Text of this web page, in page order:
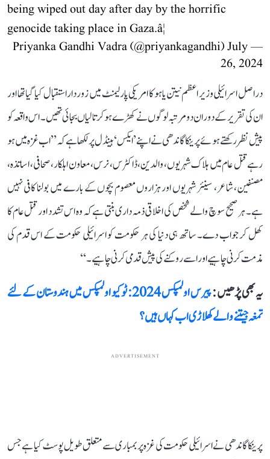
being wiped out day after day by the horrific
genocide taking place in Gaza.â¦
— Priyanka Gandhi Vadra (@priyankagandhi)
July
26, 2024
دراصل اسرائیلی وزیر اعظم نیتن یاہو کا امریکی پارلیمنٹ میں زوردار استقبال کیا گیا تھا اور
ان کی تقریر کے دوران دو مرتبہ لوگوں نے کھڑے ہو کر تالیاں بجائی تھیں۔ اس واقعہ کو
پیش نظر رکھتے ہوئے پرینکا گاندھی نے اپنے ’ایکس‘ ہینڈل پر لکھا ہے کہ ’’اب غزہ میں ہو
رہے قتل عام میں ہلاک شہریوں، والدین، ڈاکٹرس، نرس، معاون اہلکار، صحافی، اساتذہ،
مصنفین، شاعر، سینئر شہریوں اور ہزاروں معصوم بچوں کے بارے میں بولنا کافی نہیں
ہے۔ ہر صحیح سوچ والے شخص کی اخلاقی ذمہ داری بنتی ہے کہ وہ اس تشدد اور قتل عام کا
کھل کر جواب دے۔ ساتھ ہی دنیا کی ہر حکومت کو اسرائیلی حکومت کے اس قدم کی
مذمت کرنی چاہیے اور اسے روکنے کی پیش قدمی کرنی چاہیے۔‘‘
یہ بھی پڑھیں :
پیرس اولمپکس 2024: ٹوکیو اولمپکس میں ہندوستان کے لئے
تمغہ جیتنے والے کھلاڑی اب کہاں ہیں؟
ADVERTISEMENT
پرینکا گاندھی نے اسرائیلی حکومت کی غزہ پر بمباری سے متعلق طویل پوسٹ کیا ہے جس